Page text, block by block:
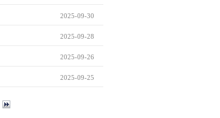
2025-09-30
2025-09-28
2025-09-26
2025-09-25